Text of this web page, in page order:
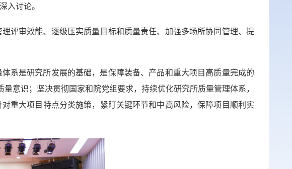
入讨论。
评审效能、逐级压实质量目标和质量责任、加强多场所协同管理、提
系是研究所发展的基础，是保障装备、产品和重大项目高质量完成的
意识；坚决贯彻国家和院党组要求，持续优化研究所质量管理体系，
重大项目特点分类施策，紧盯关键环节和中高风险，保障项目顺利实